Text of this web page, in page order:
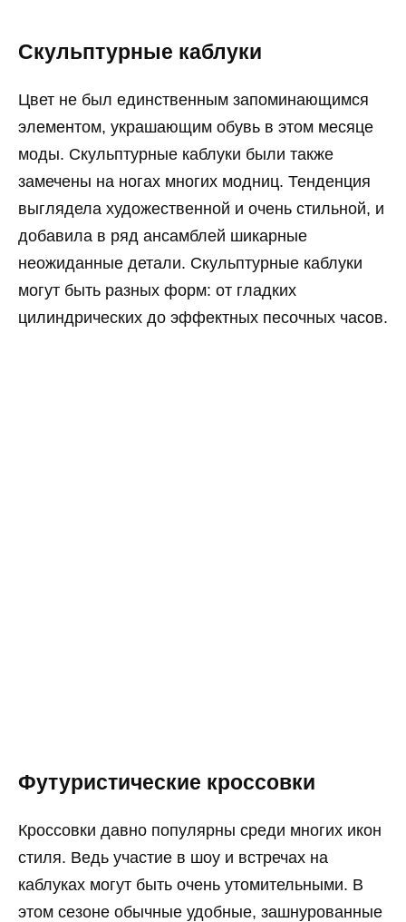
Скульптурные каблуки
Цвет не был единственным запоминающимся
элементом, украшающим обувь в этом месяце
моды. Скульптурные каблуки были также
замечены на ногах многих модниц. Тенденция
выглядела художественной и очень стильной, и
добавила в ряд ансамблей шикарные
неожиданные детали. Скульптурные каблуки
могут быть разных форм: от гладких
цилиндрических до эффектных песочных часов.
Футуристические кроссовки
Кроссовки давно популярны среди многих икон
стиля. Ведь участие в шоу и встречах на
каблуках могут быть очень утомительными. В
этом сезоне обычные удобные, зашнурованные